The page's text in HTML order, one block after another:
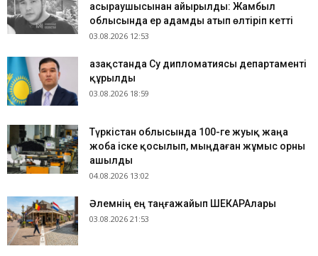
асыраушысынан айырылды: Жамбыл
облысында ер адамды атып өлтіріп кетті
03.08.2026 12:53
Қазақстанда Су дипломатиясы департаменті
құрылды
03.08.2026 18:59
Түркістан облысында 100-ге жуық жаңа
жоба іске қосылып, мыңдаған жұмыс орны
ашылды
04.08.2026 13:02
​Әлемнің ең таңғажайып ШЕКАРАлары
03.08.2026 21:53